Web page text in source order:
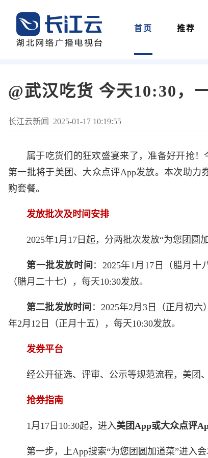
首页 推荐
@武汉吃货 今天10:30，
长江云新闻 2025-01-17 10:19:55
属于吃货们的狂欢盛宴来了，准备好开抢！
第一批将于美团、大众点评App发放。本次助力
购套餐。
发放批次及时间安排
2025年1月17日起，分两批次发放“为您团圆
第一批发放时间 ：2025年1月17日（腊月十
（腊月二十七），每天10:30发放。
第二批发放时间 ：2025年2月3日（正月初
年2月12日（正月十五），每天10:30发放。
发券平台
经公开征选、评审、公示等规范流程，美团
抢券指南
1月17日10:30起，进入美团App或大众点评
第一步，上App搜索“为您团圆加道菜”进入会